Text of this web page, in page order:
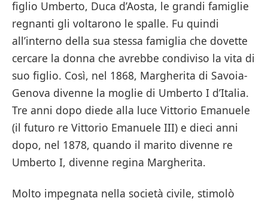
figlio Umberto, Duca d’Aosta, le grandi famiglie
regnanti gli voltarono le spalle. Fu quindi
all’interno della sua stessa famiglia che dovette
cercare la donna che avrebbe condiviso la vita di
suo figlio. Così, nel 1868, Margherita di Savoia-
Genova divenne la moglie di Umberto I d’Italia.
Tre anni dopo diede alla luce Vittorio Emanuele
(il futuro re Vittorio Emanuele III) e dieci anni
dopo, nel 1878, quando il marito divenne re
Umberto I, divenne regina Margherita.
Molto impegnata nella società civile, stimolò